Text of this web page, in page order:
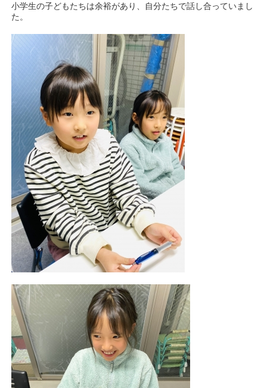
小学生の子どもたちは余裕があり、自分たちで話し合っていまし
た。